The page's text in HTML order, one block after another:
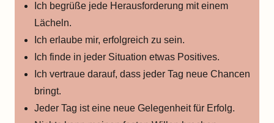
Ich begrüße jede Herausforderung mit einem
Lächeln.
Ich erlaube mir, erfolgreich zu sein.
Ich finde in jeder Situation etwas Positives.
Ich vertraue darauf, dass jeder Tag neue Chancen
bringt.
Jeder Tag ist eine neue Gelegenheit für Erfolg.